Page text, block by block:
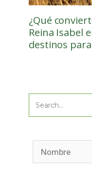
¿Qué
Reina Isabel
destinos
Search